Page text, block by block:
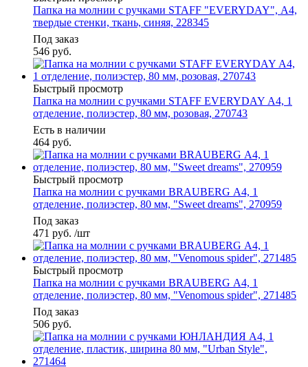
Папка на молнии с ручками STAFF "EVERYDAY", А4,
твердые стенки, ткань, синяя, 228345
Под заказ
546 руб.
Быстрый просмотр
Папка на молнии с ручками STAFF EVERYDAY А4, 1
отделение, полиэстер, 80 мм, розовая, 270743
Есть в наличии
464 руб.
Быстрый просмотр
Папка на молнии с ручками BRAUBERG А4, 1
отделение, полиэстер, 80 мм, "Sweet dreams", 270959
Под заказ
471 руб. /шт
Быстрый просмотр
Папка на молнии с ручками BRAUBERG А4, 1
отделение, полиэстер, 80 мм, "Venomous spider", 271485
Под заказ
506 руб.